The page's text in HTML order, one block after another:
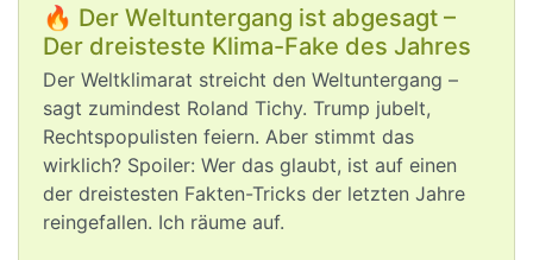
Aug 5, 2026
VQuaschning avatar
VQuaschningpost
Die #Klimakrise setzt auch die
🔥 Der Weltuntergang ist abgesagt –
Der dreisteste Klima-Fake des Jahres
Der Weltklimarat streicht den Weltuntergang –
sagt zumindest Roland Tichy. Trump jubelt,
Rechtspopulisten feiern. Aber stimmt das
wirklich? Spoiler: Wer das glaubt, ist auf einen
der dreistesten Fakten-Tricks der letzten Jahre
reingefallen. Ich räume auf.